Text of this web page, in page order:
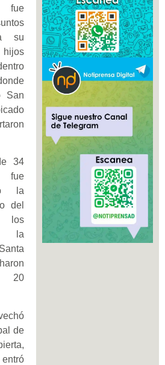
fue
su
San
34
fue
la
del
los
la
20
de